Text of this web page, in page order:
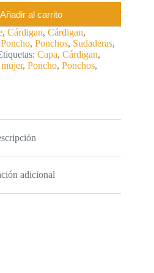
Añadir al carrito
, Cárdigan, Cárdigan,
Poncho, Ponchos, Sudaderas,
Capa, Cárdigan,
mujer, Poncho, Ponchos,
adicional